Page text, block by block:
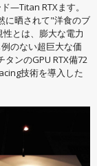
—Titan RTXます。
に晒されて"洋食のブ
とは、膨大な電力
のない超巨大な価
ンのGPU RTX備72
技術を導入した